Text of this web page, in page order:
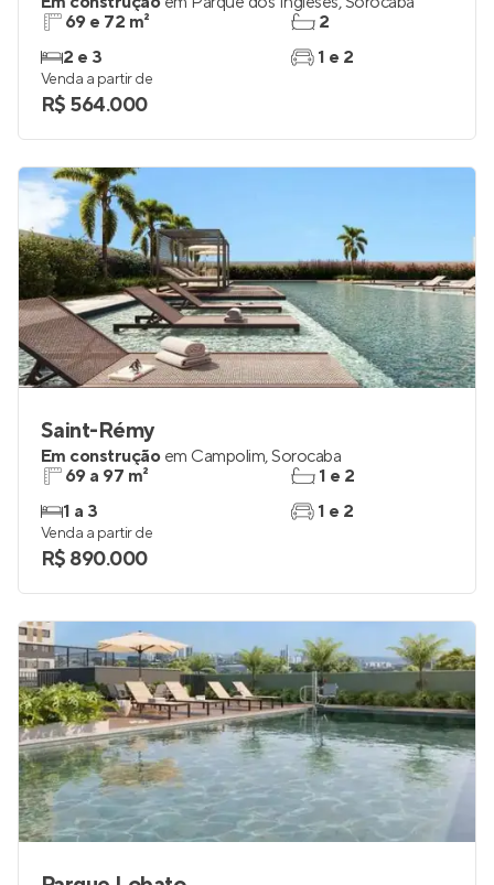
69 e 72 m²
2 e 3
2
1 e 2
Venda a partir de
R$ 564.000
Saint-Rémy
Em construção em Campolim,Sorocaba
69 a 97 m²
1 a 3
1 e 2
1 e 2
Venda a partir de
R$ 890.000